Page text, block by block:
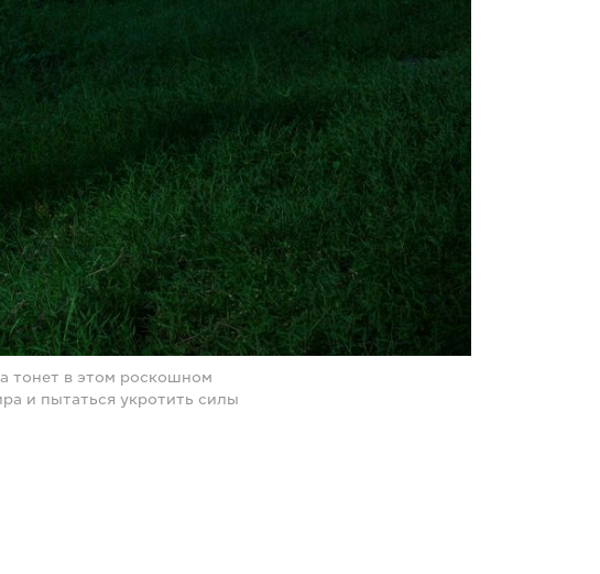
тонет в этом роскошном
и пытаться укротить силы